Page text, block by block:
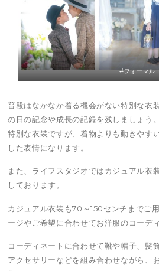
#フォーマル
普段はなかなか着る機会がない特別な衣
の日の記念や成長の記録を残しましょう
特別な衣装ですが、着物よりも動きやす
した表情になります。
また、ライフスタジオではカジュアル衣
しております。
カジュアル衣装も70～150センチまでご
ージやご希望に合わせてお洋服のコーデ
コーディネートに合わせて靴や帽子、髪
アクセサリーなどを組み合わせながら、